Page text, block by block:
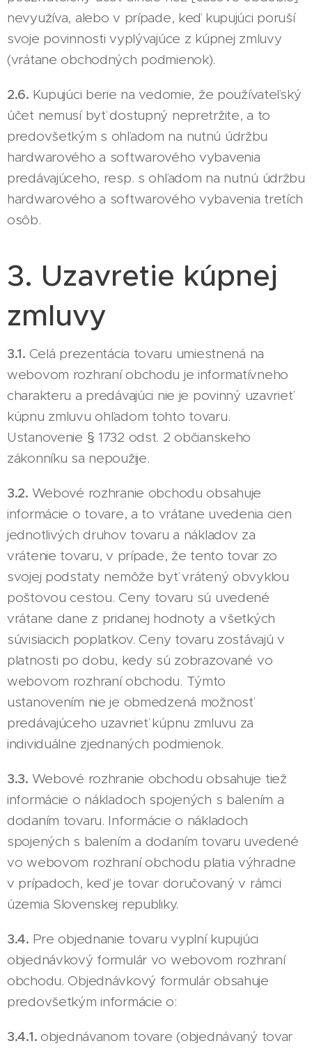
nevyužíva, alebo v prípade, keď kupujúci poruší
svoje povinnosti vyplývajúce z kúpnej zmluvy
(vrátane obchodných podmienok).
2.6. Kupujúci berie na vedomie, že používateľský
účet nemusí byť dostupný nepretržite, a to
predovšetkým s ohľadom na nutnú údržbu
hardwarového a softwarového vybavenia
predávajúceho, resp. s ohľadom na nutnú údržbu
hardwarového a softwarového vybavenia tretích
osôb.
3. Uzavretie kúpnej
zmluvy
3.1. Celá prezentácia tovaru umiestnená na
webovom rozhraní obchodu je informatívneho
charakteru a predávajúci nie je povinný uzavrieť
kúpnu zmluvu ohľadom tohto tovaru.
Ustanovenie § 1732 odst. 2 občianskeho
zákonníku sa nepoužije.
3.2. Webové rozhranie obchodu obsahuje
informácie o tovare, a to vrátane uvedenia cien
jednotlivých druhov tovaru a nákladov za
vrátenie tovaru, v prípade, že tento tovar zo
svojej podstaty nemôže byť vrátený obvyklou
poštovou cestou. Ceny tovaru sú uvedené
vrátane dane z pridanej hodnoty a všetkých
súvisiacich poplatkov. Ceny tovaru zostávajú v
platnosti po dobu, kedy sú zobrazované vo
webovom rozhraní obchodu. Týmto
ustanovením nie je obmedzená možnosť
predávajúceho uzavrieť kúpnu zmluvu za
individuálne zjednaných podmienok.
3.3. Webové rozhranie obchodu obsahuje tiež
informácie o nákladoch spojených s balením a
dodaním tovaru. Informácie o nákladoch
spojených s balením a dodaním tovaru uvedené
vo webovom rozhraní obchodu platia výhradne
v prípadoch, keď je tovar doručovaný v rámci
územia Slovenskej republiky.
3.4. Pre objednanie tovaru vyplní kupujúci
objednávkový formulár vo webovom rozhraní
obchodu. Objednávkový formulár obsahuje
predovšetkým informácie o:
3.4.1.objednávanom tovare (objednávaný tovar